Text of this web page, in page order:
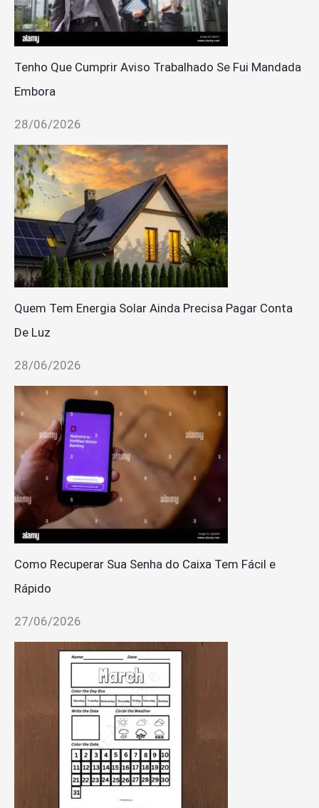
Tenho Que Cumprir Aviso Trabalhado Se Fui Mandada
Embora
28/06/2026
Quem Tem Energia Solar Ainda Precisa Pagar Conta
De Luz
28/06/2026
Como Recuperar Sua Senha do Caixa Tem Fácil e
Rápido
27/06/2026